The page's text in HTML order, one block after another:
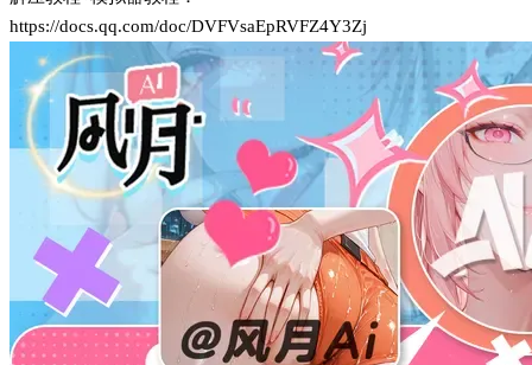
https://docs.qq.com/doc/DVFVsaEpRVFZ4Y3Zj